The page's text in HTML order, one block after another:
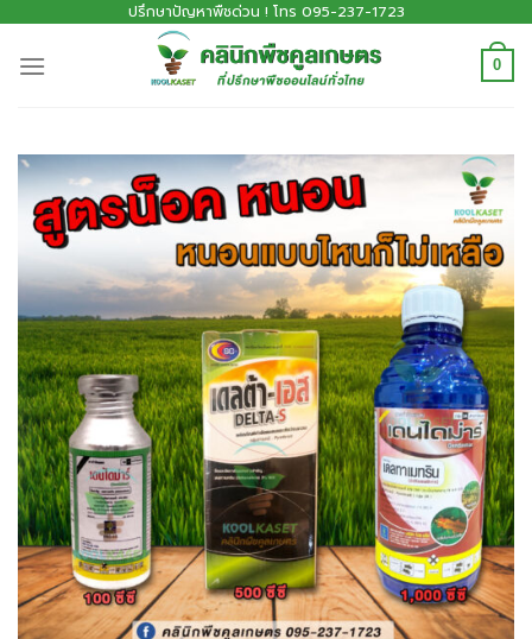
ปรึกษาปัญหาพืชด่วน ! โทร 095-237-1723
0